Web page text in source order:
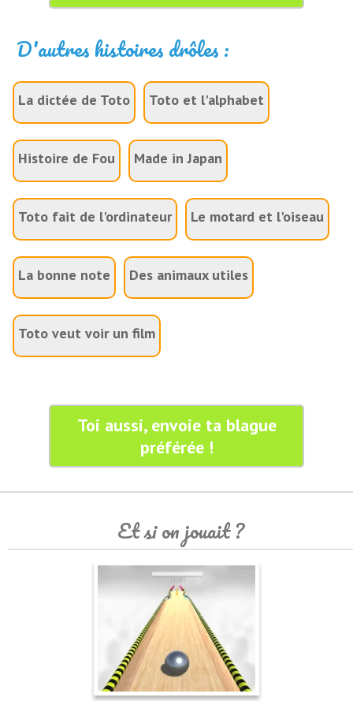
D'autres histoires drôles :
La dictée de Toto Toto et l'alphabet
Histoire de Fou Made in Japan
Toto fait de l'ordinateur Le motard et l'oiseau
La bonne note Des animaux utiles
Toto veut voir un film
Toi aussi, envoie ta blague
préférée !
Et si on jouait ?